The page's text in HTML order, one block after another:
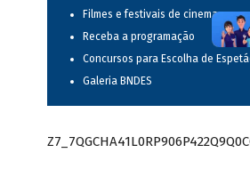
Filmes e festivais de cinema
Receba a programação
Concursos para Escolha de
Galeria BNDES